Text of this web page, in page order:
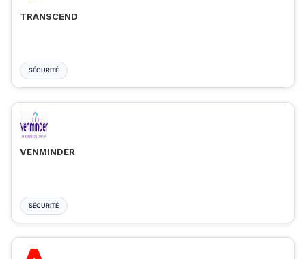
TRANSCEND
SÉCURITÉ
VENMINDER
SÉCURITÉ